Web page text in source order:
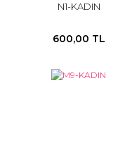
N1-KADIN
600,00 TL